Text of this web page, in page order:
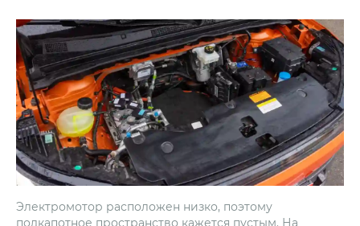
Электромотор расположен низко, поэтому
подкапотное пространство кажется пустым. На